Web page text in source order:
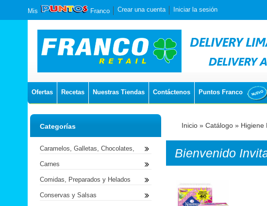
Mis Franco Crear una cuenta Iniciar la sesión
Ofertas Recetas Nuestras Tiendas Contáctenos Puntos Franco
Inicio » Catálogo » Higiene
Bienvenido
Categorías
Caramelos, Galletas, Chocolates,
Carnes
Comidas, Preparados y Helados
Conservas y Salsas